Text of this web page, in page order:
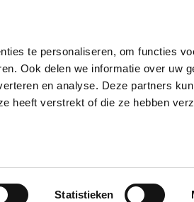
te personaliseren, om functies
Ook delen we informatie over uw
en analyse. Deze partners
heeft verstrekt of die ze hebben
Statistieken
WAAROM BNI? VIND EEN CHAPTER
CONTACT